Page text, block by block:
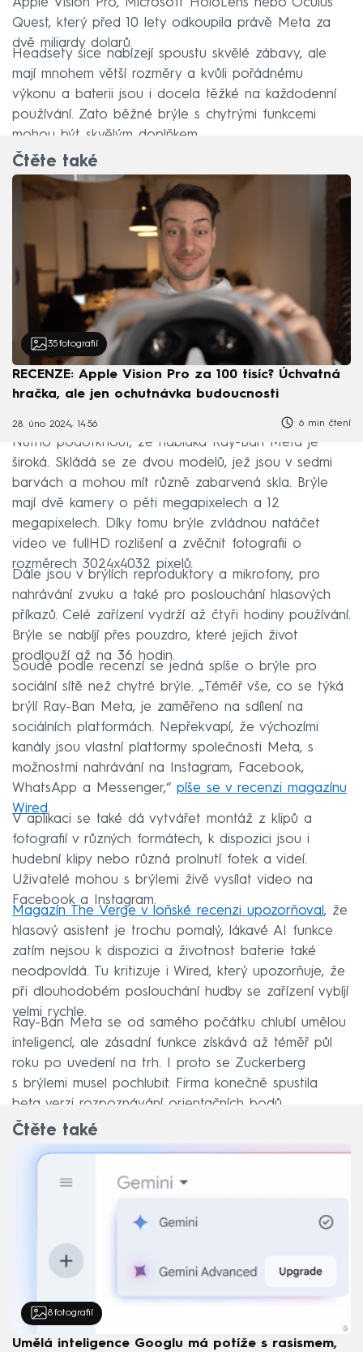
Quest, který před 10 lety odkoupila právě Meta za
dvě miliardy dolarů.
Headsety sice nabízejí spoustu skvělé zábavy, ale
mají mnohem větší rozměry a kvůli pořádnému
výkonu a baterii jsou i docela těžké na každodenní
používání. Zato běžné brýle s chytrými funkcemi
mohou být skvělým doplňkem.
Čtěte také
35 fotografií
RECENZE: Apple Vision Pro za 100 tisíc? Úchvatná
hračka, ale jen ochutnávka budoucnosti
28. úno 2024, 14:56 6 min čtení
Nutno podotknout, že nabídka Ray-Ban Meta je
široká. Skládá se ze dvou modelů, jež jsou v sedmi
barvách a mohou mít různě zabarvená skla. Brýle
mají dvě kamery o pěti megapixelech a 12
megapixelech. Díky tomu brýle zvládnou natáčet
video ve fullHD rozlišení a zvěčnit fotografii o
rozměrech 3024x4032 pixelů.
Dále jsou v brýlích reproduktory a mikrofony, pro
nahrávání zvuku a také pro poslouchání hlasových
příkazů. Celé zařízení vydrží až čtyři hodiny používání.
Brýle se nabíjí přes pouzdro, které jejich život
prodlouží až na 36 hodin.
Soudě podle recenzí se jedná spíše o brýle pro
sociální sítě než chytré brýle. „Téměř vše, co se týká
brýlí Ray-Ban Meta, je zaměřeno na sdílení na
sociálních platformách. Nepřekvapí, že výchozími
kanály jsou vlastní platformy společnosti Meta, s
možnostmi nahrávání na Instagram, Facebook,
WhatsApp a Messenger,“ píše se v recenzi magazínu
Wired.
V aplikaci se také dá vytvářet montáž z klipů a
fotografií v různých formátech, k dispozici jsou i
hudební klipy nebo různá prolnutí fotek a videí.
Uživatelé mohou s brýlemi živě vysílat video na
Facebook a Instagram.
Magazín The Verge v loňské recenzi upozorňoval , že
hlasový asistent je trochu pomalý, lákavé AI funkce
zatím nejsou k dispozici a životnost baterie také
neodpovídá. Tu kritizuje i Wired, který upozorňuje, že
při dlouhodobém poslouchání hudby se zařízení vybíjí
velmi rychle.
Ray-Ban Meta se od samého počátku chlubí umělou
inteligencí, ale zásadní funkce získává až téměř půl
roku po uvedení na trh. I proto se Zuckerberg
s brýlemi musel pochlubit. Firma konečně spustila
beta verzi rozpoznávání orientačních bodů.
Čtěte také
8 fotografií
Umělá inteligence Googlu má potíže s rasismem,